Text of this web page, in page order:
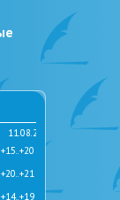
11.08.2026
+15..+20
+20..+21
+14..+19